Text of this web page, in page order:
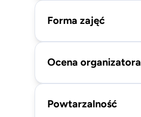
Forma zajęć
Ocena organizatora
Powtarzalność